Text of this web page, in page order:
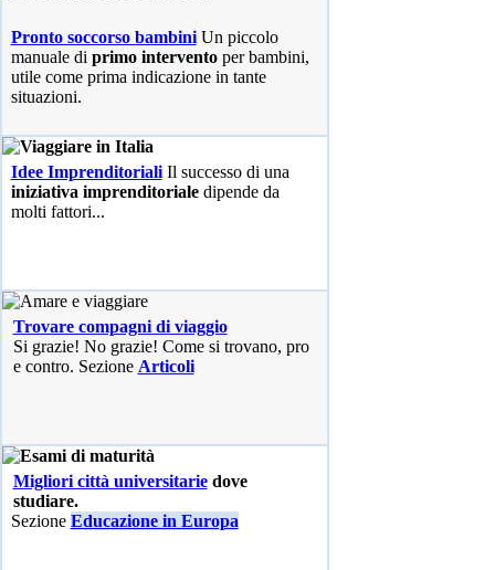
Pronto soccorso bambiniUn piccolo
manuale di primo interventoper bambini,
utile come prima indicazione in tante
situazioni.
Idee ImprenditorialiIl successo di una
iniziativa imprenditorialedipende da
molti fattori...
Trovare compagni di viaggio
Si grazie! No grazie! Come si trovano, pro
e contro. Sezione Articoli
Migliori città universitariedove
studiare.
Sezione Educazione in Europa